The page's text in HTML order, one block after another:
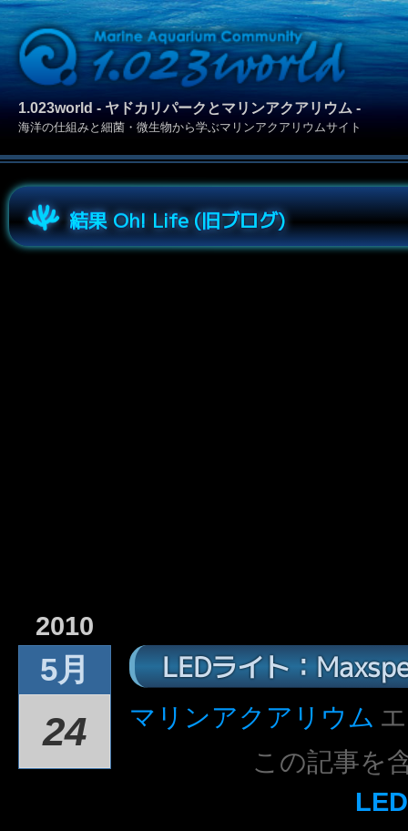
1.023world - ヤドカリパークとマリンアクアリウム -
海洋の仕組みと細菌・微生物から学ぶマリンアクアリウムサイト
結果 Oh! Life (旧ブログ)
2010
5月
24
LEDライト：
マリンアクアリウム
この記事を